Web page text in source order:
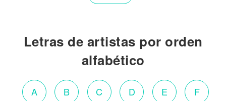
Letras de artistas por orden
alfabético
A B C D E F